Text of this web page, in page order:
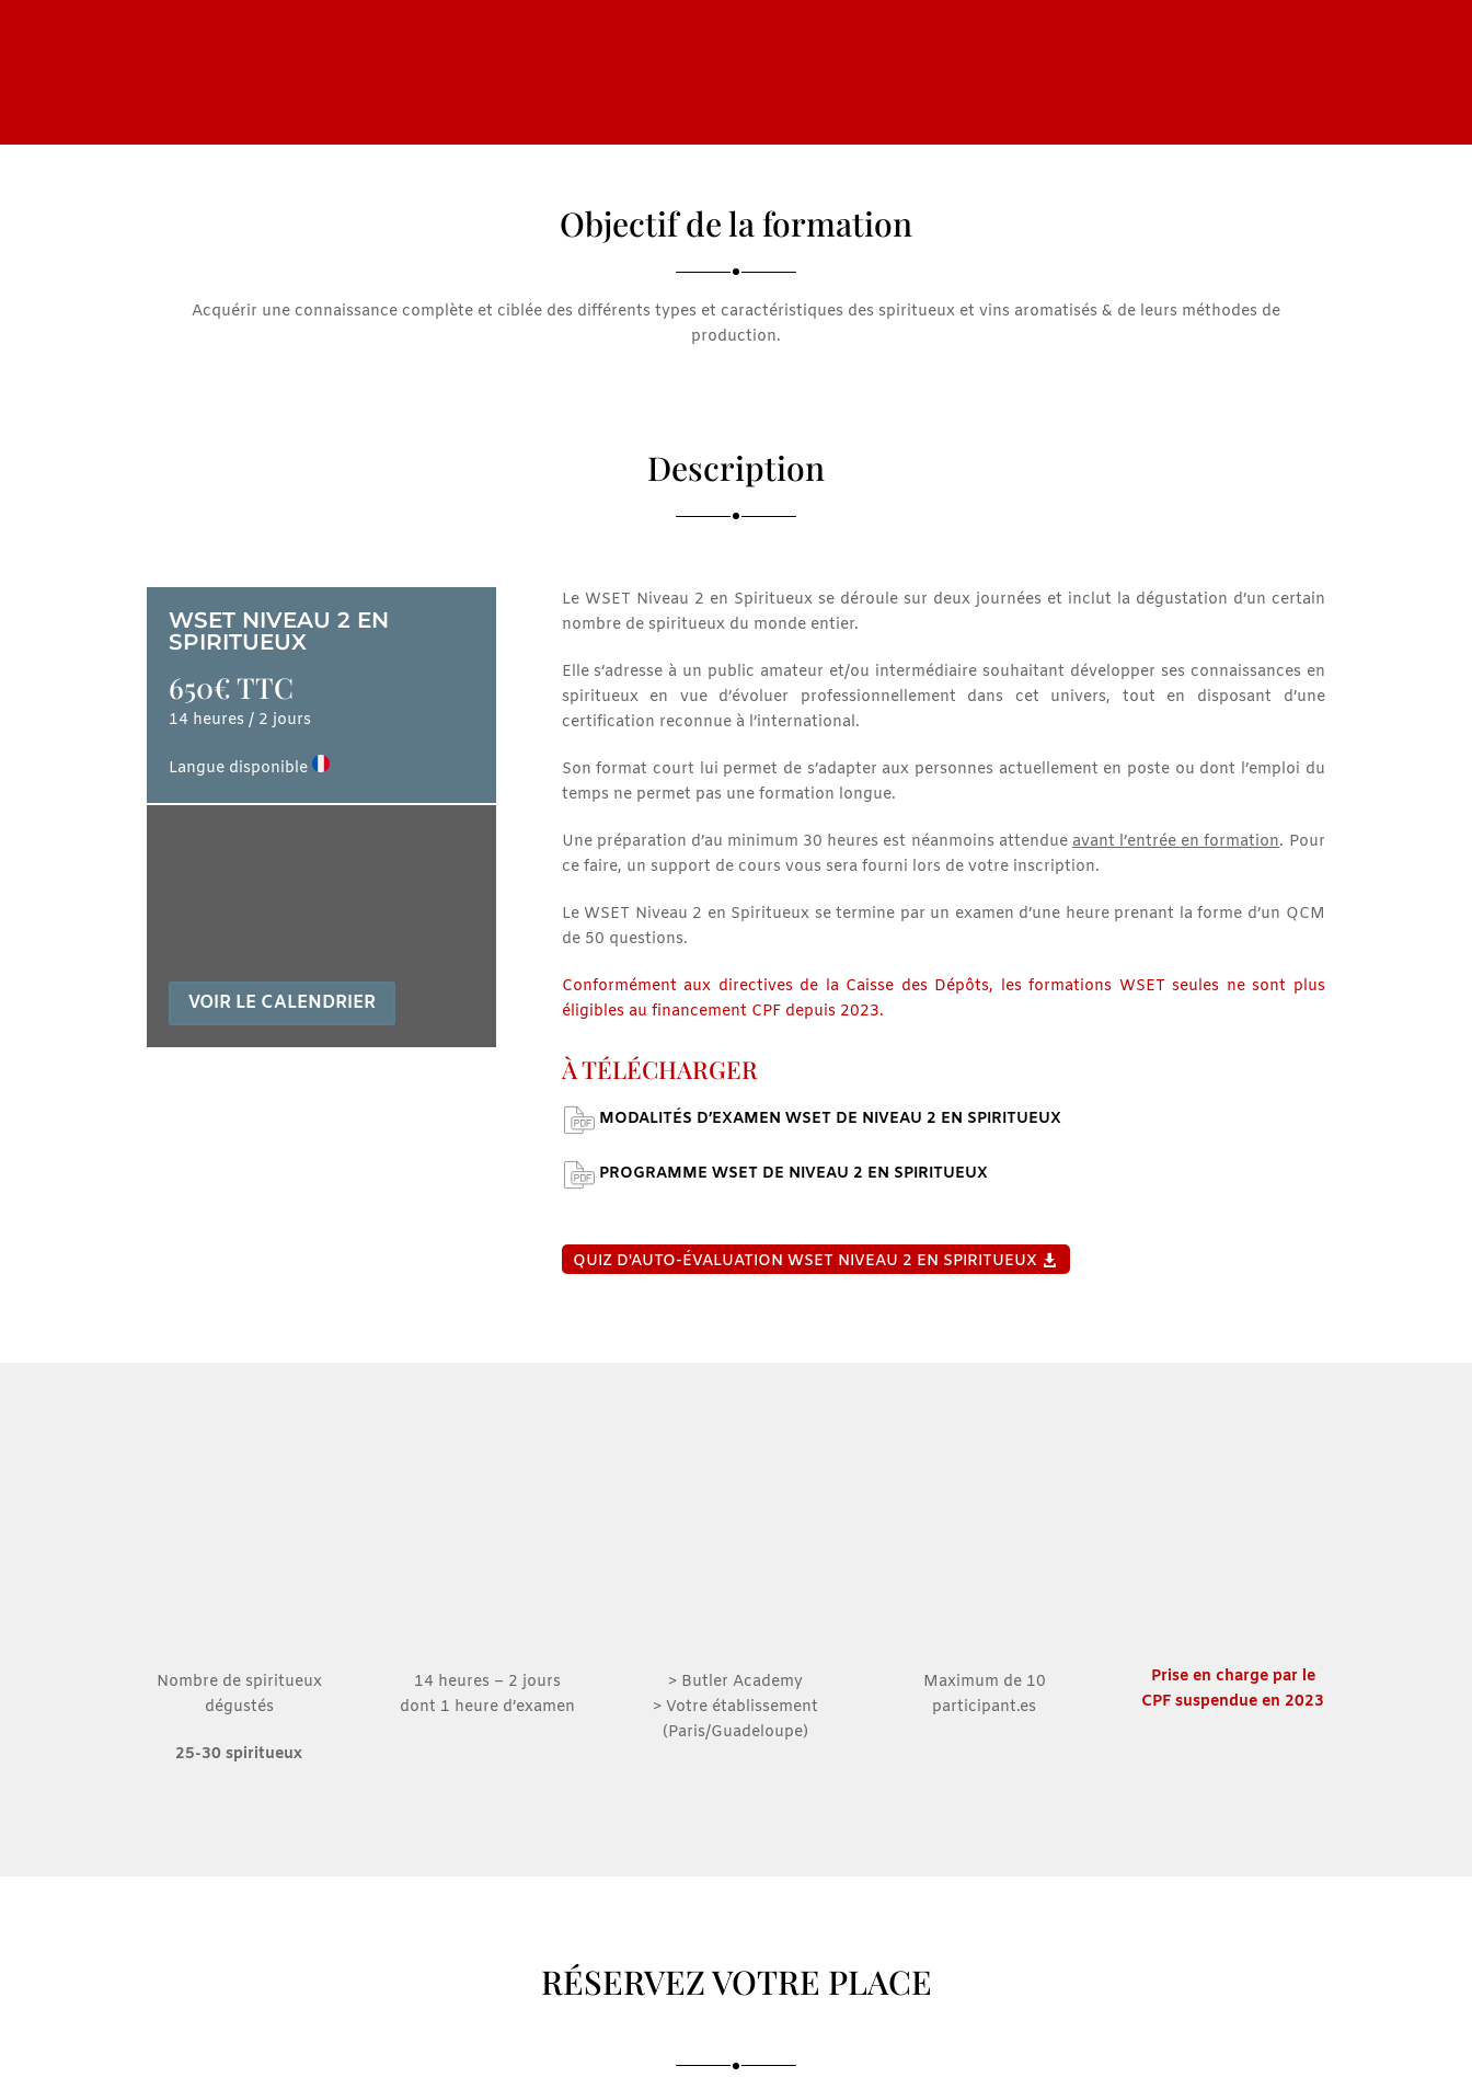
Objectif de la formation
Acquérir une connaissance complète et ciblée des différents types et caractéristiques des spiritueux et vins aromatisés & de leurs méthodes de
production.
Description
WSET NIVEAU 2 EN
SPIRITUEUX
650€TTC
14 heures / 2 jours
Langue disponible
VOIR LE CALENDRIER
Le WSET Niveau 2 en Spiritueux se déroule sur deux journées et inclut la dégustation d’un certain
nombre de spiritueux du monde entier.
Elle s’adresse à un public amateur et/ou intermédiaire souhaitant développer ses connaissances en
spiritueux en vue d’évoluer professionnellement dans cet univers, tout en disposant d’une
certification reconnue à l’international.
Son format court lui permet de s’adapter aux personnes actuellement en poste ou dont l’emploi du
temps ne permet pas une formation longue.
Une préparation d’au minimum 30 heures est néanmoins attendue avant l’entrée en formation. Pour
ce faire, un support de cours vous sera fourni lors de votre inscription.
Le WSET Niveau 2 en Spiritueux se termine par un examen d’une heure prenant la forme d’un QCM
de 50 questions.
Conformément aux directives de la Caisse des Dépôts, les formations WSET seules ne sont plus
éligibles au financement CPF depuis 2023.
À TÉLÉCHARGER
MODALITÉS D’EXAMEN WSET DE NIVEAU 2 EN SPIRITUEUX
PROGRAMME WSET DE NIVEAU 2 EN SPIRITUEUX
QUIZ D'AUTO-ÉVALUATION WSET NIVEAU 2 EN SPIRITUEUX
Nombre de spiritueux
dégustés
25-30 spiritueux
14 heures – 2 jours
dont 1 heure d’examen
> Butler Academy
> Votre établissement
(Paris/Guadeloupe)
Maximum de 10
participant.es
Prise en chargepar le
CPF suspendue en 2023
RÉSERVEZ VOTRE PLACE